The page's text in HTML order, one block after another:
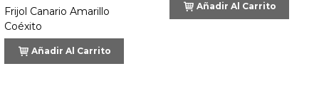
AMARILLO
Coéxito
Frijol Canario Amarillo
Coéxito
Añadir Al Carrito
Añadir Al Carrito